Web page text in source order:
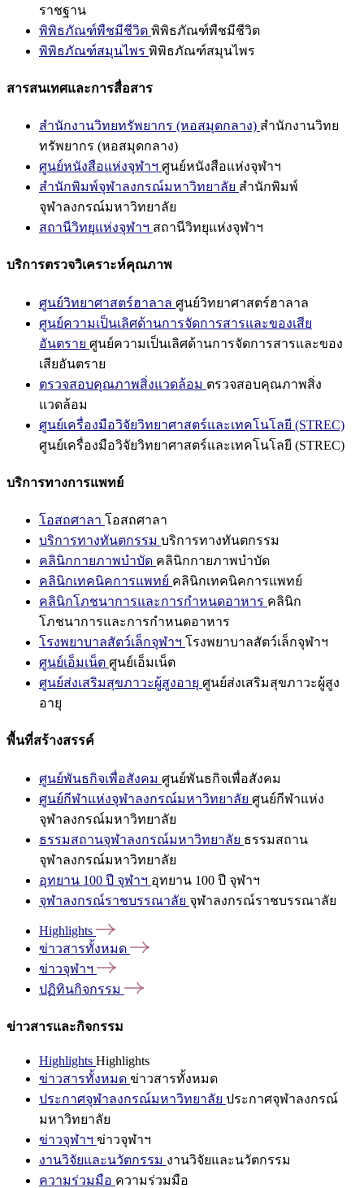
ราชฐาน
พิพิธภัณฑ์พืชมีชีวิต พิพิธภัณฑ์พืชมีชีวิต
พิพิธภัณฑ์สมุนไพร พิพิธภัณฑ์สมุนไพร
สารสนเทศและการสื่อสาร
สำนักงานวิทยทรัพยากร (หอสมุดกลาง) สำนักงานวิทย
ทรัพยากร (หอสมุดกลาง)
ศูนย์หนังสือแห่งจุฬาฯ ศูนย์หนังสือแห่งจุฬาฯ
สำนักพิมพ์จุฬาลงกรณ์มหาวิทยาลัย สำนักพิมพ์
จุฬาลงกรณ์มหาวิทยาลัย
สถานีวิทยุแห่งจุฬาฯ สถานีวิทยุแห่งจุฬาฯ
บริการตรวจวิเคราะห์คุณภาพ
ศูนย์วิทยาศาสตร์ฮาลาล ศูนย์วิทยาศาสตร์ฮาลาล
ศูนย์ความเป็นเลิศด้านการจัดการสารและของเสีย
อันตราย ศูนย์ความเป็นเลิศด้านการจัดการสารและของ
เสียอันตราย
ตรวจสอบคุณภาพสิ่งแวดล้อม ตรวจสอบคุณภาพสิ่ง
แวดล้อม
ศูนย์เครื่องมือวิจัยวิทยาศาสตร์และเทคโนโลยี (STREC)
ศูนย์เครื่องมือวิจัยวิทยาศาสตร์และเทคโนโลยี (STREC)
บริการทางการแพทย์
โอสถศาลา โอสถศาลา
บริการทางทันตกรรม บริการทางทันตกรรม
คลินิกกายภาพบำบัด คลินิกกายภาพบำบัด
คลินิกเทคนิคการแพทย์ คลินิกเทคนิคการแพทย์
คลินิกโภชนาการและการกำหนดอาหาร คลินิก
โภชนาการและการกำหนดอาหาร
โรงพยาบาลสัตว์เล็กจุฬาฯ โรงพยาบาลสัตว์เล็กจุฬาฯ
ศูนย์เอ็มเน็ต ศูนย์เอ็มเน็ต
ศูนย์ส่งเสริมสุขภาวะผู้สูงอายุ ศูนย์ส่งเสริมสุขภาวะผู้สูง
อายุ
พื้นที่สร้างสรรค์
ศูนย์พันธกิจเพื่อสังคม ศูนย์พันธกิจเพื่อสังคม
ศูนย์กีฬาแห่งจุฬาลงกรณ์มหาวิทยาลัย ศูนย์กีฬาแห่ง
จุฬาลงกรณ์มหาวิทยาลัย
ธรรมสถานจุฬาลงกรณ์มหาวิทยาลัย ธรรมสถาน
จุฬาลงกรณ์มหาวิทยาลัย
อุทยาน 100 ปี จุฬาฯ อุทยาน 100 ปี จุฬาฯ
จุฬาลงกรณ์ราชบรรณาลัย จุฬาลงกรณ์ราชบรรณาลัย
Highlights
ข่าวสารทั้งหมด
ข่าวจุฬาฯ
ปฏิทินกิจกรรม
ข่าวสารและกิจกรรม
Highlights Highlights
ข่าวสารทั้งหมด ข่าวสารทั้งหมด
ประกาศจุฬาลงกรณ์มหาวิทยาลัย ประกาศจุฬาลงกรณ์
มหาวิทยาลัย
ข่าวจุฬาฯ ข่าวจุฬาฯ
งานวิจัยและนวัตกรรม งานวิจัยและนวัตกรรม
ความร่วมมือ ความร่วมมือ